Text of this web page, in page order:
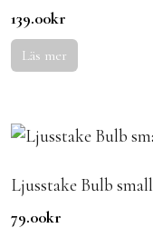
139.00kr
Läs mer
Ljusstake Bulb small
79.00kr